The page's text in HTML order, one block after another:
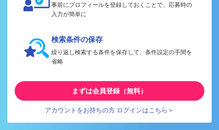
事前にプロフィールを登録しておくことで、応募時の
入力が簡単に
検索条件の保存
繰り返し検索する条件を保存して、条件設定の手間を
省略
まずは会員登録（無料）
アカウントをお持ちの方 ログインはこちら＞